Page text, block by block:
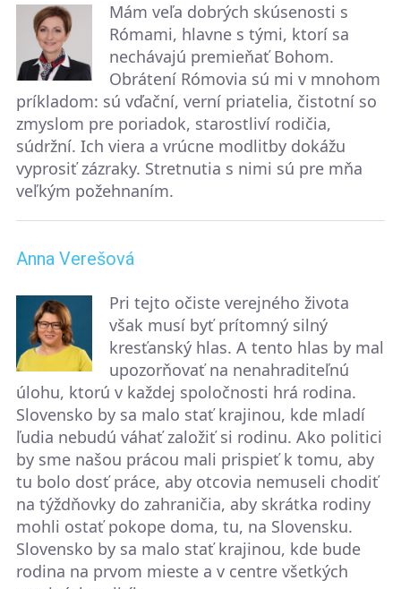
Mám veľa dobrých skúsenosti s
Rómami, hlavne s tými, ktorí sa
nechávajú premieňať Bohom.
Obrátení Rómovia sú mi v mnohom
príkladom: sú vďační, verní priatelia, čistotní so
zmyslom pre poriadok, starostliví rodičia,
súdržní. Ich viera a vrúcne modlitby dokážu
vyprosiť zázraky. Stretnutia s nimi sú pre mňa
veľkým požehnaním.
Anna Verešová
Pri tejto očiste verejného života
však musí byť prítomný silný
kresťanský hlas. A tento hlas by mal
upozorňovať na nenahraditeľnú
úlohu, ktorú v každej spoločnosti hrá rodina.
Slovensko by sa malo stať krajinou, kde mladí
ľudia nebudú váhať založiť si rodinu. Ako politici
by sme našou prácou mali prispieť k tomu, aby
tu bolo dosť práce, aby otcovia nemuseli chodiť
na týždňovky do zahraničia, aby skrátka rodiny
mohli ostať pokope doma, tu, na Slovensku.
Slovensko by sa malo stať krajinou, kde bude
rodina na prvom mieste a v centre všetkých